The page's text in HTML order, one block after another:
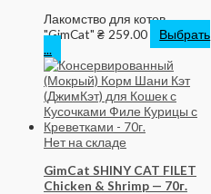
Лакомство для котов
"GimCat" ₴ 259.00
Выбрать
...
Нет на складе
GimCat SHINY CAT FILET
Chicken & Shrimp — 70г.